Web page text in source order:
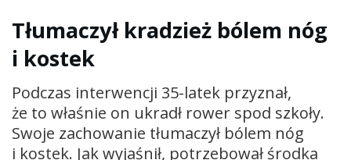
Tłumaczył kradzież bólem nóg
i kostek
Podczas interwencji 35-latek przyznał,
że to właśnie on ukradł rower spod szkoły.
Swoje zachowanie tłumaczył bólem nóg
i kostek. Jak wyjaśnił, potrzebował środka